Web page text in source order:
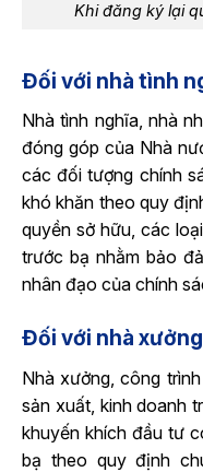
Khi đăng ký lại
Đối với nhà tình
Nhà tình nghĩa, nhà
đóng góp của Nhà
các đối tượng chính
khó khăn theo quy
quyền sở hữu, các
trước bạ nhằm bảo
nhân đạo của chính
Đối với nhà
Nhà xưởng, công
sản xuất, kinh doanh
khuyến khích đầu tư
bạ theo quy định